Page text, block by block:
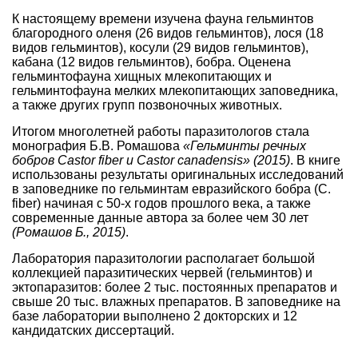
К настоящему времени изучена фауна гельминтов
благородного оленя (26 видов гельминтов), лося (18
видов гельминтов), косули (29 видов гельминтов),
кабана (12 видов гельминтов), бобра. Оценена
гельминтофауна хищных млекопитающих и
гельминтофауна мелких млекопитающих заповедника,
а также других групп позвоночных животных.
Итогом многолетней работы паразитологов стала
монография Б.В. Ромашова «Гельминты речных
бобров Castor fiber и Castor canadensis» (2015). В книге
использованы результаты оригинальных исследований
в заповеднике по гельминтам евразийского бобра (C.
fiber) начиная с 50-х годов прошлого века, а также
современные данные автора за более чем 30 лет
(Ромашов Б., 2015).
Лаборатория паразитологии располагает большой
коллекцией паразитических червей (гельминтов) и
эктопаразитов: более 2 тыс. постоянных препаратов и
свыше 20 тыс. влажных препаратов. В заповеднике на
базе лаборатории выполнено 2 докторских и 12
кандидатских диссертаций.